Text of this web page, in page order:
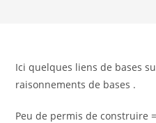
Ici quelques liens de bases
raisonnements de bases .
Peu de permis de construire